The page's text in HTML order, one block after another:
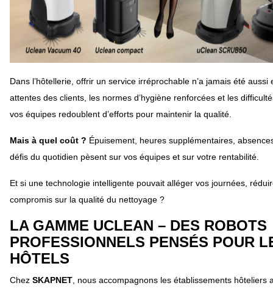
Dans l’hôtellerie, offrir un service irréprochable n’a jamais été aussi
attentes des clients, les normes d’hygiène renforcées et les
vos équipes redoublent d’efforts pour maintenir la qualité.
Mais à quel coût ? Épuisement, heures supplémentaires,
défis du quotidien pèsent sur vos équipes et sur votre rentabilité.
Et si une technologie intelligente pouvait alléger vos journées,
compromis sur la qualité du nettoyage ?
LA GAMME UCLEAN – DES ROBOTS
PROFESSIONNELS PENSÉS POUR
HÔTELS
Chez SKAPNET , nous accompagnons les établissements hôteliers